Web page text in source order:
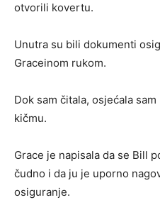
otvorili kovertu.
Unutra su bili dokumenti
Graceinom rukom.
Dok sam čitala, osjećala
kičmu.
Grace je napisala da se Bill
čudno i da ju je uporno
osiguranje.